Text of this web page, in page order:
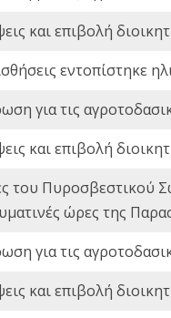
και επιβολή
εντοπίστηκε
για τις
και επιβολή
του Πυροσβεστικού
ώρες της
για τις
και επιβολή